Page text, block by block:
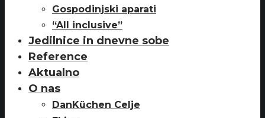
Gospodinjski aparati
“All inclusive”
Jedilnice in dnevne sobe
Reference
Aktualno
O nas
DanKüchen Celje